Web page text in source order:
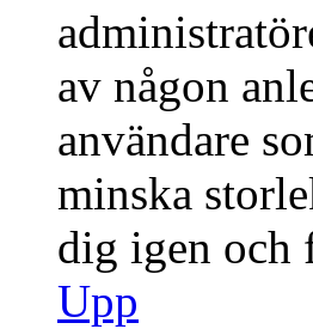
av någon
användare
minska
dig igen och
Upp